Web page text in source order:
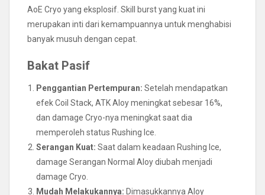
AoE Cryo yang eksplosif. Skill burst yang kuat ini
merupakan inti dari kemampuannya untuk menghabisi
banyak musuh dengan cepat.
Bakat Pasif
Penggantian Pertempuran: Setelah mendapatkan
efek Coil Stack, ATK Aloy meningkat sebesar 16%,
dan damage Cryo-nya meningkat saat dia
memperoleh status Rushing Ice.
Serangan Kuat: Saat dalam keadaan Rushing Ice,
damage Serangan Normal Aloy diubah menjadi
damage Cryo.
Mudah Melakukannya: Dimasukkannya Aloy